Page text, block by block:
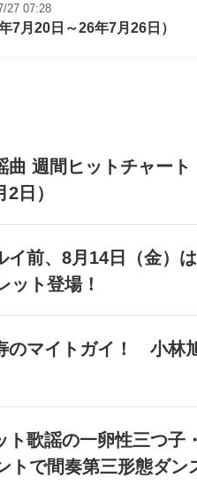
27 07:28
7月20日～26年7月26日）
曲 週間ヒットチャート
日）
イ前、8月14日（金）
ット登場！
のマイトガイ！ 小林
ト歌謡の一卵性三つ子
トで間奏第三形態ダン